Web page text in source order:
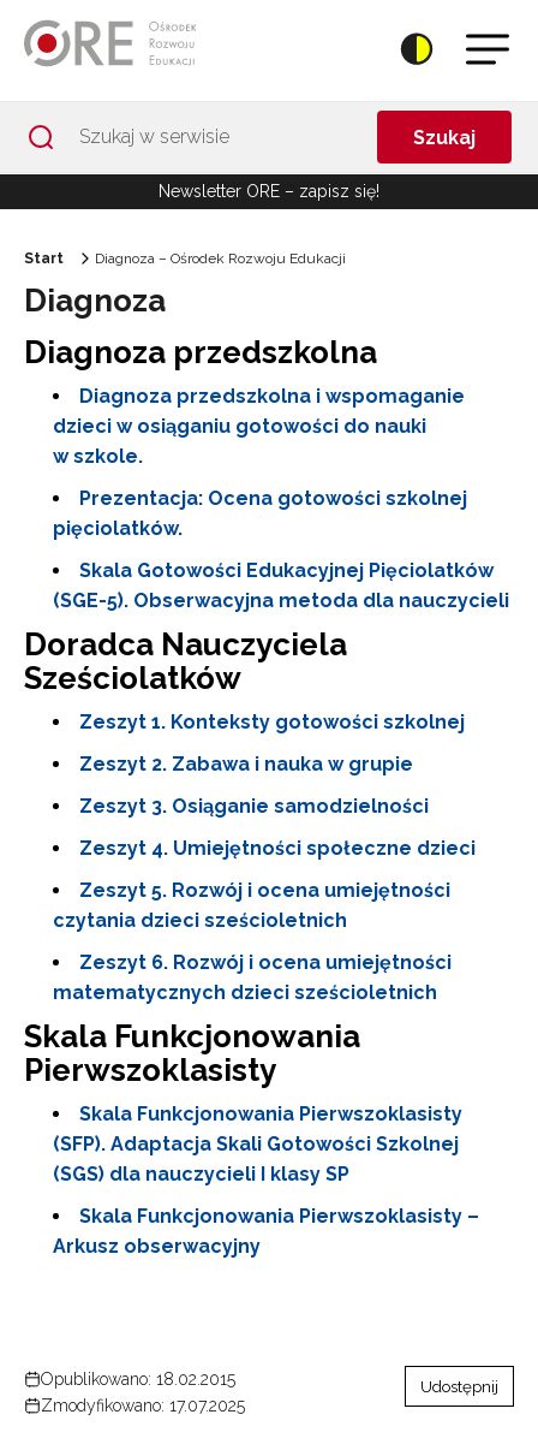
Szukaj
Newsletter ORE – zapisz się!
Start Diagnoza – Ośrodek Rozwoju Edukacji
Diagnoza
Diagnoza przedszkolna
Diagnoza przedszkolna i wspomaganie
dzieci w osiąganiu gotowości do nauki
w szkole.
Prezentacja: Ocena gotowości szkolnej
pięciolatków.
Skala Gotowości Edukacyjnej Pięciolatków
(SGE-5). Obserwacyjna metoda dla nauczycieli
Doradca Nauczyciela
Sześciolatków
Zeszyt 1. Konteksty gotowości szkolnej
Zeszyt 2. Zabawa i nauka w grupie
Zeszyt 3. Osiąganie samodzielności
Zeszyt 4. Umiejętności społeczne dzieci
Zeszyt 5. Rozwój i ocena umiejętności
czytania dzieci sześcioletnich
Zeszyt 6. Rozwój i ocena umiejętności
matematycznych dzieci sześcioletnich
Skala Funkcjonowania
Pierwszoklasisty
Skala Funkcjonowania Pierwszoklasisty
(SFP). Adaptacja Skali Gotowości Szkolnej
(SGS) dla nauczycieli I klasy SP
Skala Funkcjonowania Pierwszoklasisty –
Arkusz obserwacyjny
Opublikowano: 18.02.2015
Zmodyfikowano: 17.07.2025
Udostępnij